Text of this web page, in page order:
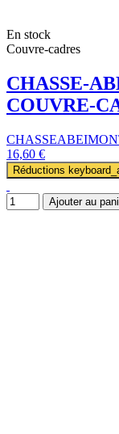
En stock
Couvre-cadres
CHASSE-
COUVRE-
16,60 €
Réductions
Ajouter au